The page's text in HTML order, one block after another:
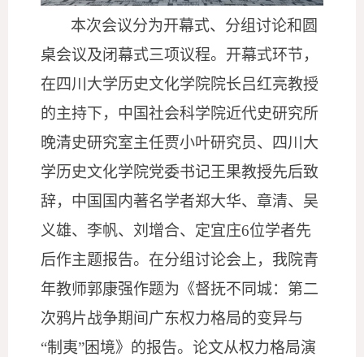
本次会议分为开幕式、分组讨论和圆
桌会议及闭幕式三项议程。开幕式环节，
在四川大学历史文化学院院长吕红亮教授
的主持下，中国社会科学院近代史研究所
晚清史研究室主任贾小叶研究员、四川大
学历史文化学院党委书记王果教授先后致
辞，中国国内著名学者郑大华、章清、吴
义雄、李帆、刘增合、定宜庄6位学者先
后作主题报告。在分组讨论会上，我院青
年教师郭康强作题为 《督抚不同城：第二
次鸦片战争期间广东权力格局的变异与
“制夷”困境》 的报告。论文从权力格局演